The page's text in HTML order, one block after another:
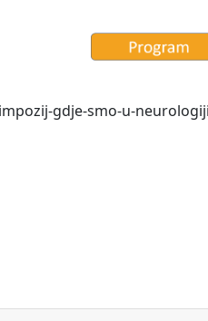
gdje-smo-u-